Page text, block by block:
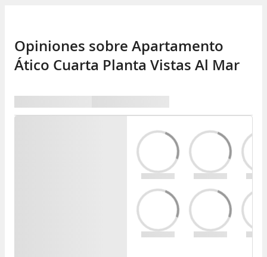
Opiniones sobre Apartamento
Ático Cuarta Planta Vistas Al Mar